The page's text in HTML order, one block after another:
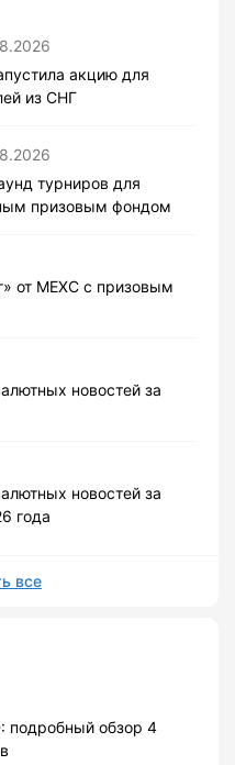
акцию для
из СНГ
турниров для
призовым фондом
от MEXC с призовым
новостей за
новостей за
года
все
подробный обзор 4